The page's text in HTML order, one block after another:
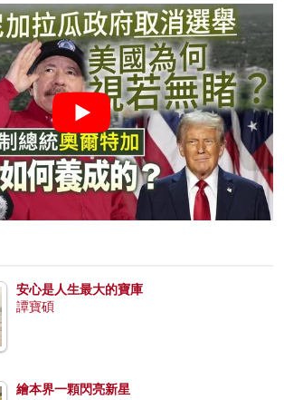
安心是人生最大的寶庫
譚寶碩
繪本界一顆閃亮新星